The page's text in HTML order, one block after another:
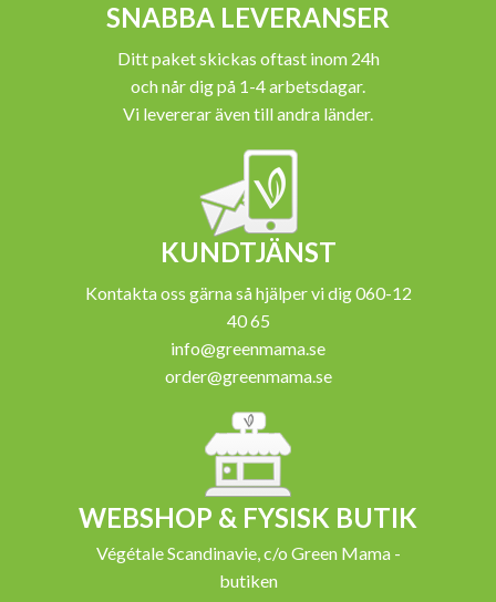
SNABBA LEVERANSER
Ditt paket skickas oftast inom 24h
och når dig på 1-4 arbetsdagar.
Vi levererar även till andra länder.
KUNDTJÄNST
Kontakta oss gärna så hjälper vi dig 060-12
40 65
info@greenmama.se
order@greenmama.se
WEBSHOP & FYSISK BUTIK
Végétale Scandinavie, c/o Green Mama -
butiken